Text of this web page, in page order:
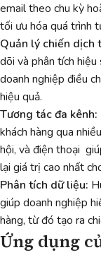
email theo chu kỳ
tối ưu hóa quá trình
Quản lý chiến dịch
dõi và phân tích
doanh nghiệp điều
hiệu quả.
Tương tác đa kênh:
khách hàng qua
hội, và điện thoại
lại giá trị cao nhất
Phân tích dữ liệu:
giúp doanh nghiệp
hàng, từ đó tạo ra
Ứng dụng